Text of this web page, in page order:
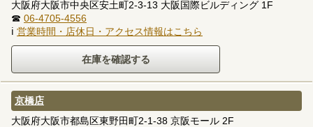
大阪府大阪市中央区安土町2-3-13 大阪国際ビルディング 1F
☎ 06-4705-4556
ℹ 営業時間・店休日・アクセス情報はこちら
京橋店
大阪府大阪市都島区東野田町2-1-38 京阪モール 2F